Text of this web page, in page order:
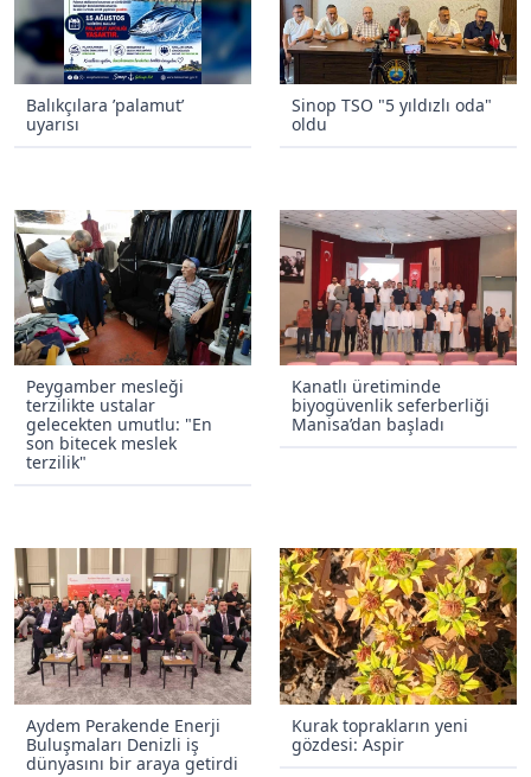
Balıkçılara ’palamut’
uyarısı
Sinop TSO "5 yıldızlı oda"
oldu
Peygamber mesleği
terzilikte ustalar
gelecekten umutlu: "En
son bitecek meslek
terzilik"
Kanatlı üretiminde
biyogüvenlik seferberliği
Manisa’dan başladı
Aydem Perakende Enerji
Buluşmaları Denizli iş
dünyasını bir araya getirdi
Kurak toprakların yeni
gözdesi: Aspir